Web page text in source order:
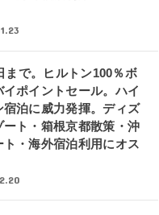
まで。ヒルトン100％ボ
イポイントセール。ハイ
宿泊に威力発揮。ディズ
ート・箱根京都散策・沖
ト・海外宿泊利用にオス